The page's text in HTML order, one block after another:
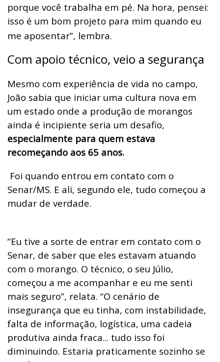
porque você trabalha em pé. Na hora, pensei:
isso é um bom projeto para mim quando eu
me aposentar”, lembra.
Com apoio técnico, veio a segurança
Mesmo com experiência de vida no campo,
João sabia que iniciar uma cultura nova em
um estado onde a produção de morangos
ainda é incipiente seria um desafio,
especialmente para quem estava
recomeçando aos 65 anos.
Foi quando entrou em contato com o
Senar/MS. E ali, segundo ele, tudo começou a
mudar de verdade.
“Eu tive a sorte de entrar em contato com o
Senar, de saber que eles estavam atuando
com o morango. O técnico, o seu Júlio,
começou a me acompanhar e eu me senti
mais seguro”, relata. “O cenário de
insegurança que eu tinha, com instabilidade,
falta de informação, logística, uma cadeia
produtiva ainda fraca... tudo isso foi
diminuindo. Estaria praticamente sozinho se